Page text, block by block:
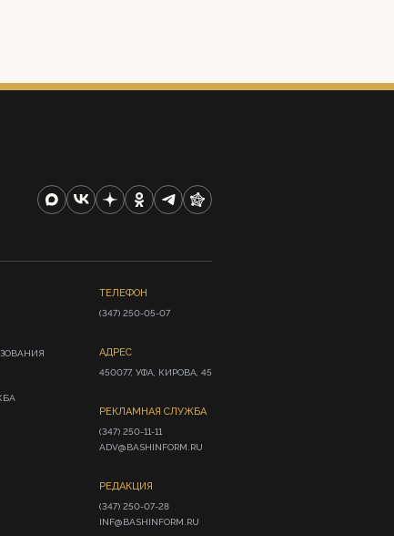
ТЕЛЕФОН
(347) 250-05-07
АДРЕС
450077, УФА, КИРОВА, 45
РЕКЛАМНАЯ СЛУЖБА
(347) 250-11-11
ADV@BASHINFORM.RU
РЕДАКЦИЯ
(347) 250-07-28
INF@BASHINFORM.RU